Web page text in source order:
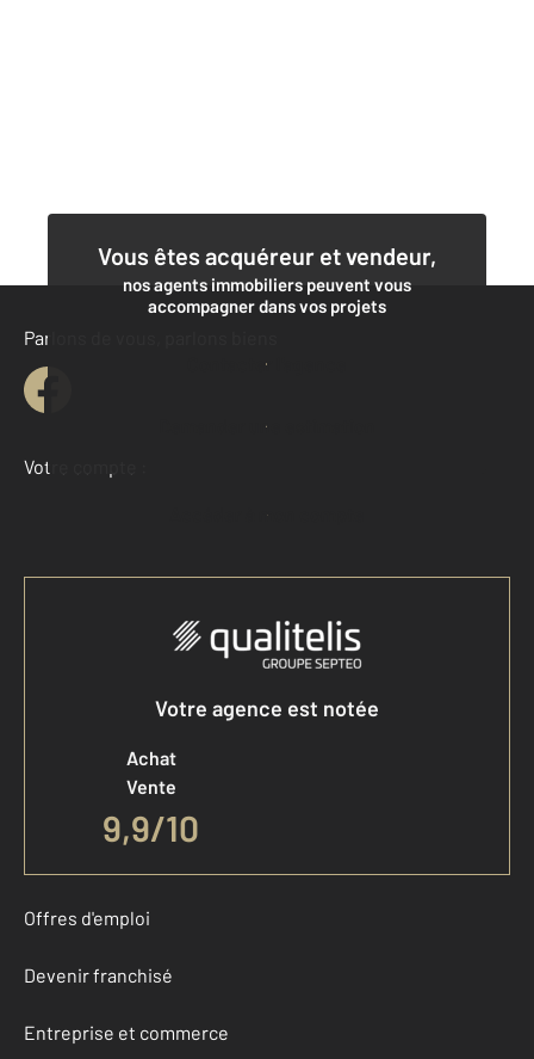
Vous êtes acquéreur et vendeur,
nos agents immobiliers peuvent vous
accompagner dans vos projets
Contacter l'agence
Demander une estimation
Parlons de vous, parlons biens
Votre compte :
Accéder à mon compte
Votre agence est notée
Achat
Vente
9,9/10
Offres d'emploi
Devenir franchisé
Entreprise et commerce